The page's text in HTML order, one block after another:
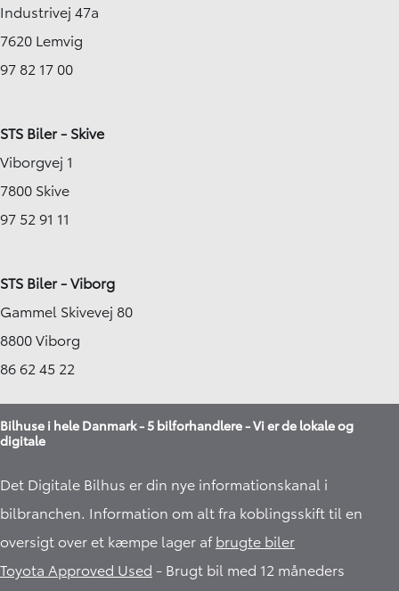
Industrivej 47a
7620 Lemvig
97 82 17 00
STS Biler - Skive
Viborgvej 1
7800 Skive
97 52 91 11
STS Biler - Viborg
Gammel Skivevej 80
8800 Viborg
86 62 45 22
Bilhuse i hele Danmark - 5 bilforhandlere - Vi er de lokale og
digitale
Det Digitale Bilhus er din nye informationskanal i
bilbranchen. Information om alt fra koblingsskift til en
oversigt over et kæmpe lager afbrugte biler
Toyota Approved Used - Brugt bil med 12 måneders